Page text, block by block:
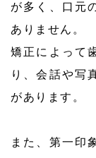
が多く、口元
ありません。
矯正によって
り、会話や写
があります。
また、第一印